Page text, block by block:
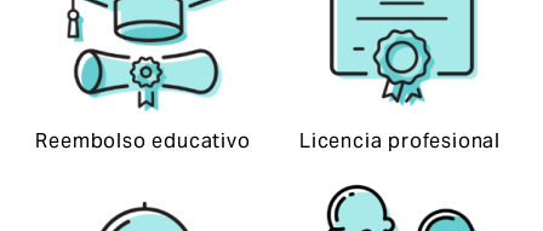
Reembolso educativo Licencia profesional